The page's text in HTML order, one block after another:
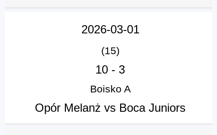
2026-03-01
(15)
10 - 3
Boisko A
Opór Melanż vs Boca Juniors